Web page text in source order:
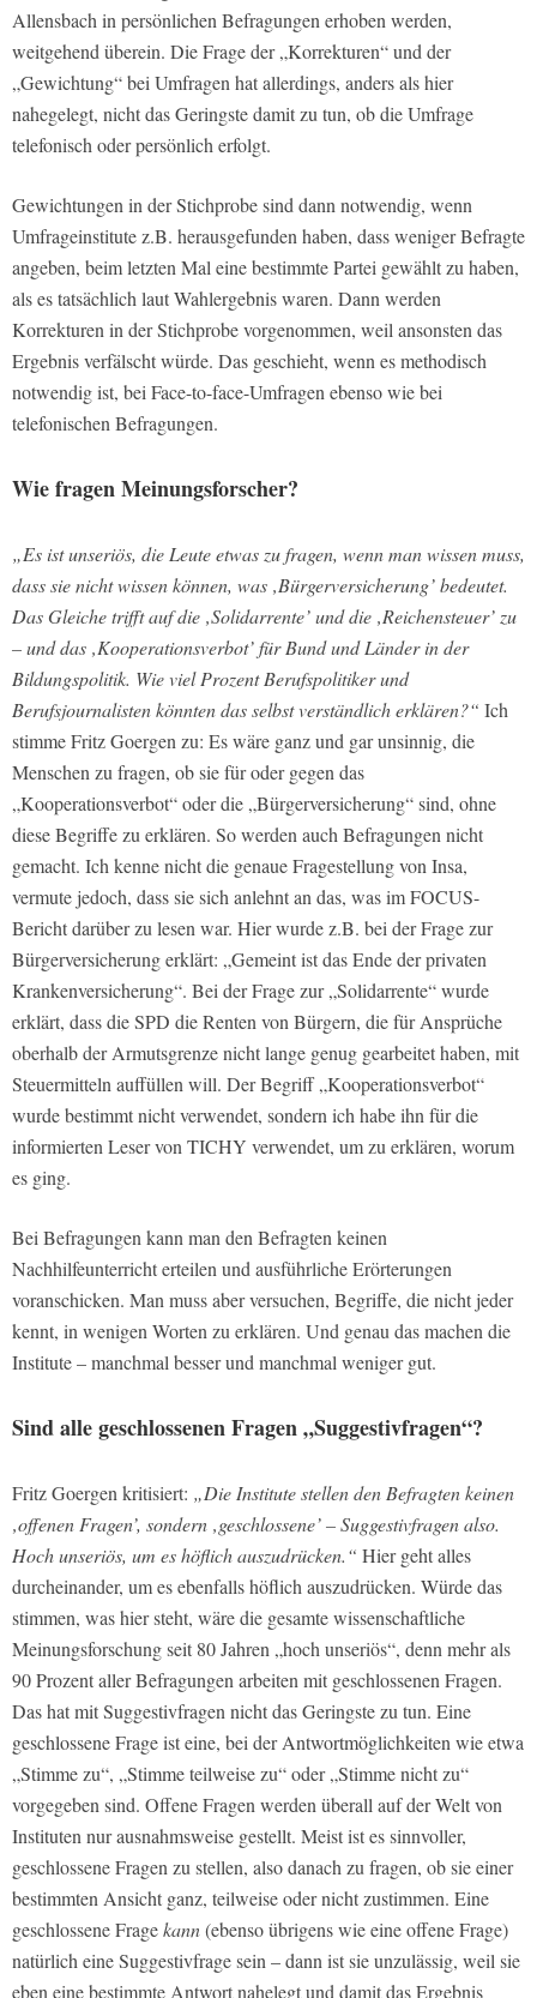
Allensbach in persönlichen Befragungen erhoben werden,
weitgehend überein. Die Frage der „Korrekturen“ und der
„Gewichtung“ bei Umfragen hat allerdings, anders als hier
nahegelegt, nicht das Geringste damit zu tun, ob die Umfrage
telefonisch oder persönlich erfolgt.
Gewichtungen in der Stichprobe sind dann notwendig, wenn
Umfrageinstitute z.B. herausgefunden haben, dass weniger Befragte
angeben, beim letzten Mal eine bestimmte Partei gewählt zu haben,
als es tatsächlich laut Wahlergebnis waren. Dann werden
Korrekturen in der Stichprobe vorgenommen, weil ansonsten das
Ergebnis verfälscht würde. Das geschieht, wenn es methodisch
notwendig ist, bei Face-to-face-Umfragen ebenso wie bei
telefonischen Befragungen.
Wie fragen Meinungsforscher?
„Es ist unseriös, die Leute etwas zu fragen, wenn man wissen muss,
dass sie nicht wissen können, was ‚Bürgerversicherung’ bedeutet.
Das Gleiche trifft auf die ‚Solidarrente’ und die ‚Reichensteuer’ zu
– und das ‚Kooperationsverbot’ für Bund und Länder in der
Bildungspolitik. Wie viel Prozent Berufspolitiker und
Berufsjournalisten könnten das selbst verständlich erklären?“ Ich
stimme Fritz Goergen zu: Es wäre ganz und gar unsinnig, die
Menschen zu fragen, ob sie für oder gegen das
„Kooperationsverbot“ oder die „Bürgerversicherung“ sind, ohne
diese Begriffe zu erklären. So werden auch Befragungen nicht
gemacht. Ich kenne nicht die genaue Fragestellung von Insa,
vermute jedoch, dass sie sich anlehnt an das, was im FOCUS-
Bericht darüber zu lesen war. Hier wurde z.B. bei der Frage zur
Bürgerversicherung erklärt: „Gemeint ist das Ende der privaten
Krankenversicherung“. Bei der Frage zur „Solidarrente“ wurde
erklärt, dass die SPD die Renten von Bürgern, die für Ansprüche
oberhalb der Armutsgrenze nicht lange genug gearbeitet haben, mit
Steuermitteln auffüllen will. Der Begriff „Kooperationsverbot“
wurde bestimmt nicht verwendet, sondern ich habe ihn für die
informierten Leser von TICHY verwendet, um zu erklären, worum
es ging.
Bei Befragungen kann man den Befragten keinen
Nachhilfeunterricht erteilen und ausführliche Erörterungen
voranschicken. Man muss aber versuchen, Begriffe, die nicht jeder
kennt, in wenigen Worten zu erklären. Und genau das machen die
Institute – manchmal besser und manchmal weniger gut.
Sind alle geschlossenen Fragen „Suggestivfragen“?
Fritz Goergen kritisiert: „Die Institute stellen den Befragten keinen
‚offenen Fragen’, sondern ‚geschlossene’ – Suggestivfragen also.
Hoch unseriös, um es höflich auszudrücken.“ Hier geht alles
durcheinander, um es ebenfalls höflich auszudrücken. Würde das
stimmen, was hier steht, wäre die gesamte wissenschaftliche
Meinungsforschung seit 80 Jahren „hoch unseriös“, denn mehr als
90 Prozent aller Befragungen arbeiten mit geschlossenen Fragen.
Das hat mit Suggestivfragen nicht das Geringste zu tun. Eine
geschlossene Frage ist eine, bei der Antwortmöglichkeiten wie etwa
„Stimme zu“, „Stimme teilweise zu“ oder „Stimme nicht zu“
vorgegeben sind. Offene Fragen werden überall auf der Welt von
Instituten nur ausnahmsweise gestellt. Meist ist es sinnvoller,
geschlossene Fragen zu stellen, also danach zu fragen, ob sie einer
bestimmten Ansicht ganz, teilweise oder nicht zustimmen. Eine
geschlossene Fragekann(ebenso übrigens wie eine offene Frage)
natürlich eine Suggestivfrage sein – dann ist sie unzulässig, weil sie
eben eine bestimmte Antwort nahelegt und damit das Ergebnis